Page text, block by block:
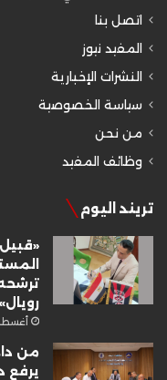
اتصل بنا
المفيد نيوز
النشرات الإخبارية
سياسة الخصوصية
من نحن
وظائف المفيد
تريند اليوم
رويال»
أغسطس 6,
من
يرفع